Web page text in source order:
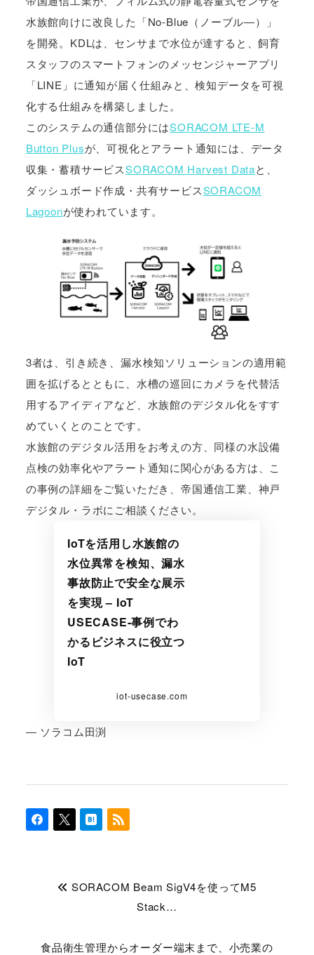
水族館向けに改良した「No-Blue（ノーブル―）」
を開発。KDLは、センサまで水位が達すると、飼育
スタッフのスマートフォンのメッセンジャーアプリ
「LINE」に通知が届く仕組みと、検知データを可視
化する仕組みを構築しました。
このシステムの通信部分にはSORACOM LTE-M
Button Plusが、可視化とアラート通知には、データ
収集・蓄積サービスSORACOM Harvest Dataと、
ダッシュボード作成・共有サービスSORACOM
Lagoonが使われています。
3者は、引き続き、漏水検知ソリューションの適用範
囲を拡げるとともに、水槽の巡回にカメラを代替活
用するアイディアなど、水族館のデジタル化をすす
めていくとのことです。
水族館のデジタル活用をお考えの方、同様の水設備
点検の効率化やアラート通知に関心がある方は、こ
の事例の詳細をご覧いただき、帝国通信工業、神戸
デジタル・ラボにご相談ください。
IoTを活用し水族館の
水位異常を検知、漏水
事故防止で安全な展示
を実現 – IoT
USECASE-事例でわ
かるビジネスに役立つ
IoT
iot-usecase.com
― ソラコム田渕
SORACOM Beam SigV4を使ってM5
Stack…
食品衛生管理からオーダー端末まで、小売業の